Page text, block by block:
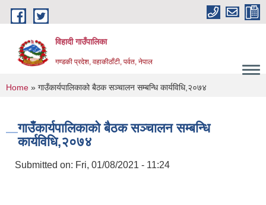
Skip to main content
विहादी गाउँपालिका
गण्डकी प्रदेश, वहाकीठाँटी, पर्वत, नेपाल
You are here
Home » गाउँकार्यपालिकाको बैठक सञ्चालन सम्बन्धि कार्यविधि,२०७४
गाउँकार्यपालिकाको बैठक सञ्चालन सम्बन्धि
कार्यविधि,२०७४
Submitted on: Fri, 01/08/2021 - 11:24